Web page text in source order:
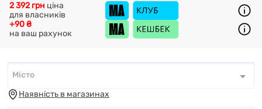
+90 ₴
на ваш рахунок
2 392 грн ціна
для власників
Місто*
Місто
Наявність в магазинах